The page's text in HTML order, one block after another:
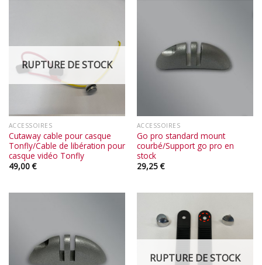
RUPTURE DE STOCK
ACCESSOIRES
Cutaway cable pour casque
Tonfly/Cable de libération pour
casque vidéo Tonfly
49,00€
ACCESSOIRES
Go pro standard mount
courbé/Support go pro en
stock
29,25€
RUPTURE DE STOCK